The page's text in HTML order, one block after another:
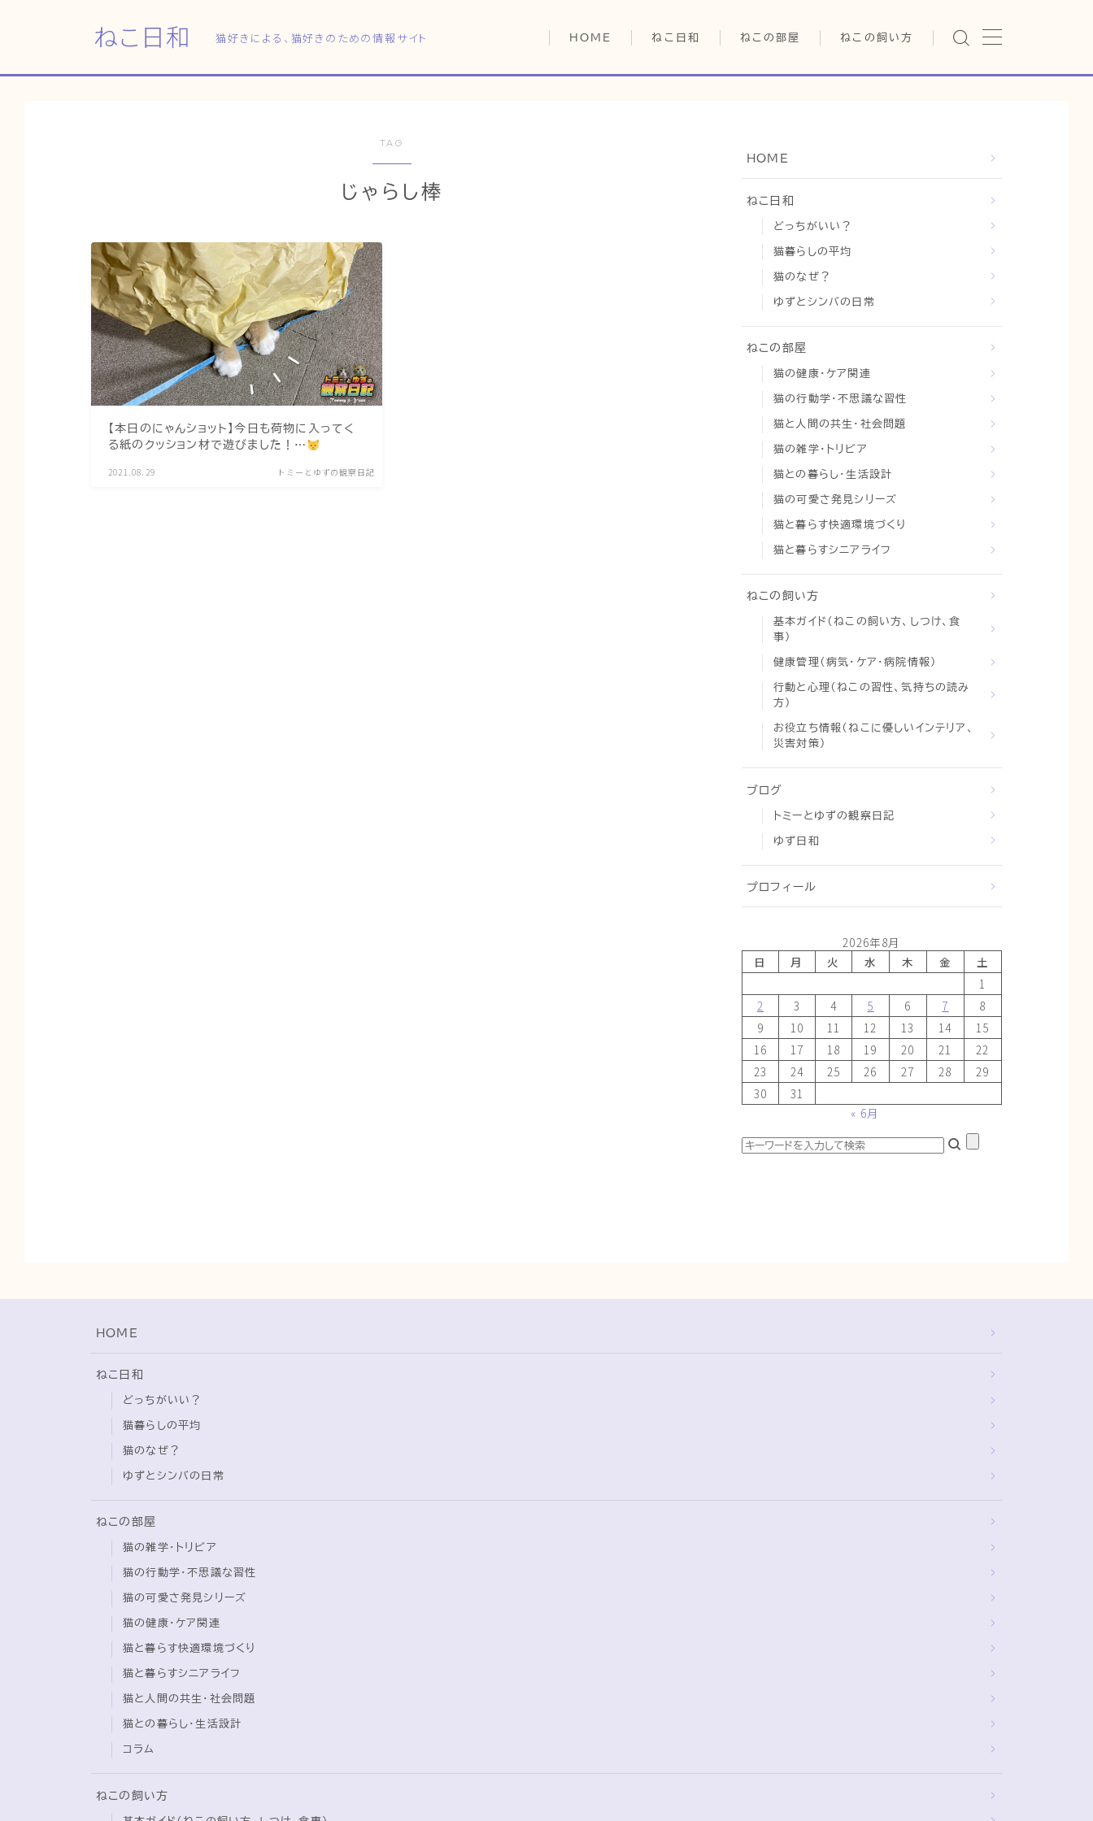
ねこ日和 猫好きによる、猫好きのための情報サイト HOME ねこ日和
どっちがいい？
ねこの部屋
猫の雑学・トリビア
猫と暮らす快適環境づくり
猫と暮らすシニアライフ
猫と人間の共生・社会問題
ねこの飼い方
基本ガイド（ねこの飼い方、し
行動と心理（ねこの習性、気
お役立ち情報（ねこに優しい
インテリア、災害対策）
グッズレビュー（キャットフー
ド、トイレ、爪とぎ）
TAG
じゃらし棒
【本日のにゃんショット】今日も荷物に入ってく
る紙のクッション材で遊びました！…
2021.08.29 トミーとゆずの観察日記
HOME
ねこ日和
どっちがいい？
猫暮らしの平均
猫のなぜ？
ゆずとシンバの日常
ねこの部屋
猫の健康・ケア関連
猫の行動学・不思議な習性
猫と人間の共生・社会問題
猫の雑学・トリビア
猫との暮らし・生活設計
猫の可愛さ発見シリーズ
猫と暮らす快適環境づくり
猫と暮らすシニアライフ
ねこの飼い方
基本ガイド（ねこの飼い方、しつけ、食
事）
健康管理（病気・ケア・病院情報）
行動と心理（ねこの習性、気持ちの読み
方）
お役立ち情報（ねこに優しいインテリア、
災害対策）
ブログ
トミーとゆずの観察日記
ゆず日和
プロフィール
2026年8月
日
月 火 水 木 金
土
1
2
3 4 5 6 7
8
9
10 11 12 13 14
15
16
17 18 19 20 21
22
23
24 25 26 27 28
29
30
31
« 6月
HOME
ねこ日和
どっちがいい？
猫暮らしの平均
猫のなぜ？
ゆずとシンバの日常
ねこの部屋
猫の雑学・トリビア
猫の行動学・不思議な習性
猫の可愛さ発見シリーズ
猫の健康・ケア関連
猫と暮らす快適環境づくり
猫と暮らすシニアライフ
猫と人間の共生・社会問題
猫との暮らし・生活設計
コラム
ねこの飼い方